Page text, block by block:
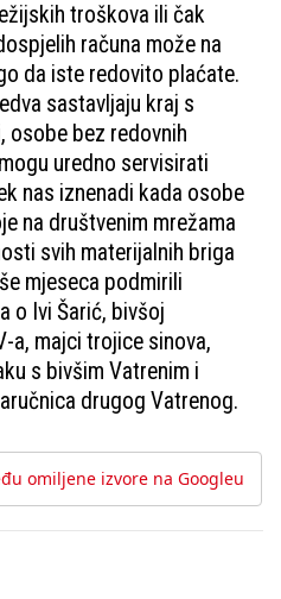
troškova ili čak
računa može na
da iste redovito plaćate.
sastavljaju kraj s
osobe bez redovnih
uredno servisirati
nas iznenadi kada osobe
na društvenim mrežama
svih materijalnih briga
mjeseca podmirili
o Ivi Šarić, bivšoj
a, majci trojice sinova,
s bivšim Vatrenim i
drugog Vatrenog.
omiljene izvore na Googleu